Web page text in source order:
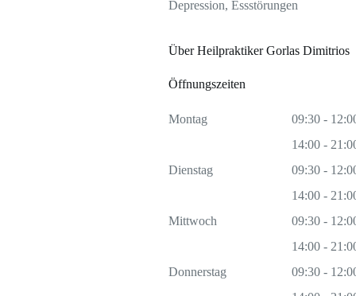
Depression, Essstörungen
Über Heilpraktiker Gorlas Dimitrios
Öffnungszeiten
Montag
09:30 -
14:00 -
Dienstag
09:30 -
14:00 -
Mittwoch
09:30 -
14:00 -
Donnerstag
09:30 -